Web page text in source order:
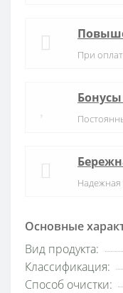
Основные
Вид продукта:
Классификация:
Способ очистки:
При
Надежная